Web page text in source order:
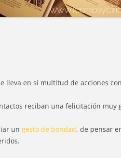
lleva en sí multitud de acciones con
reciban una felicitación muy
un gesto de bondad, de pensar